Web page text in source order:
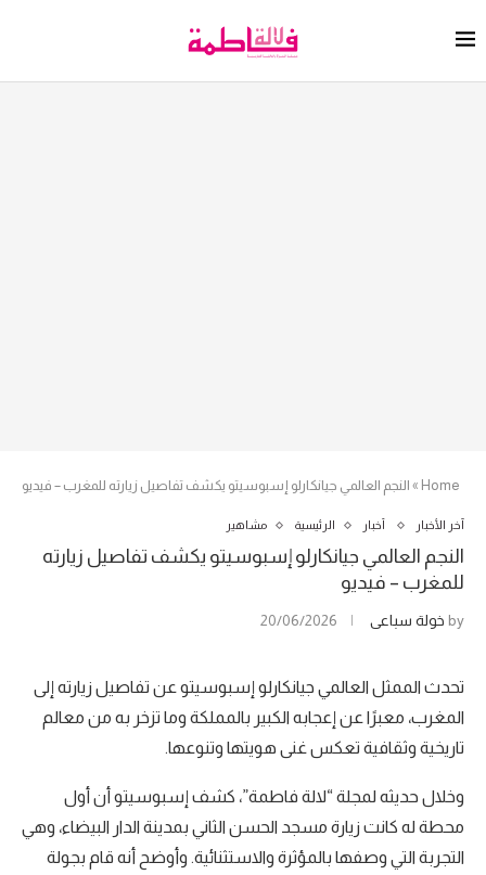
Home
» النجم العالمي جيانكارلو إسبوسيتو يكشف تفاصيل زيارته للمغرب – فيديو
آخر الأخبار أخبار الرئيسية مشاهير
النجم العالمي جيانكارلو إسبوسيتو يكشف تفاصيل زيارته
للمغرب – فيديو
by خولة سباعي 20/06/2026
تحدث الممثل العالمي جيانكارلو إسبوسيتو عن تفاصيل زيارته إلى
المغرب، معبرًا عن إعجابه الكبير بالمملكة وما تزخر به من معالم
تاريخية وثقافية تعكس غنى هويتها وتنوعها.
وخلال حديثه لمجلة “لالة فاطمة”، كشف إسبوسيتو أن أول
محطة له كانت زيارة مسجد الحسن الثاني بمدينة الدار البيضاء، وهي
التجربة التي وصفها بالمؤثرة والاستثنائية. وأوضح أنه قام بجولة